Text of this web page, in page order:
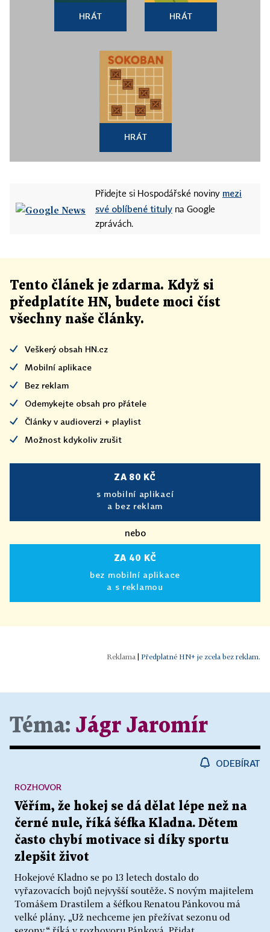
HRÁT HRÁT
HRÁT
Přidejte si Hospodářské noviny mezi
své oblíbené tituly na Google
zprávách.
Tento článek je zdarma. Když si
předplatíte HN, budete moci číst
všechny naše články.
Veškerý obsah HN.cz
Mobilní aplikace
Bez reklam
Odemykejte obsah pro přátele
Články v audioverzi + playlist
Možnost kdykoliv zrušit
ZA 80 KČ
s mobilní aplikací
a bez reklam
nebo
ZA 40 KČ
bez mobilní aplikace
a s reklamou
Předplatné HN+ je zcela bez reklam.
Téma: Jágr Jaromír
ODEBÍRAT
Věřím, že hokej se dá dělat lépe než na
černé nule, říká šéfka Kladna. Dětem
často chybí motivace si díky sportu
zlepšit život
Hokejové Kladno se po 13 letech dostalo do
vyřazovacích bojů nejvyšší soutěže. S novým majitelem
Tomášem Drastilem a šéfkou Renatou Pánkovou má
velké plány. „Už nechceme jen přežívat sezonu od
ROZHOVOR